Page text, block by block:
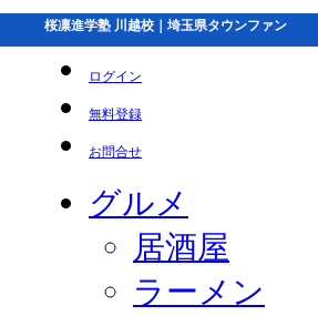
桜凛進学塾 川越校｜埼玉県タウンファン
ログイン
無料登録
お問合せ
グルメ
居酒屋
ラーメン